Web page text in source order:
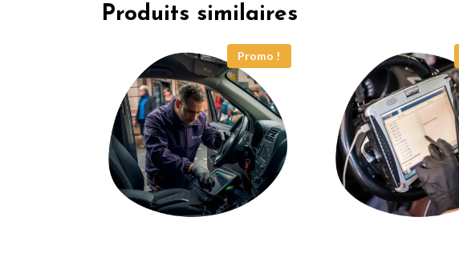
Produits similaires
Promo !